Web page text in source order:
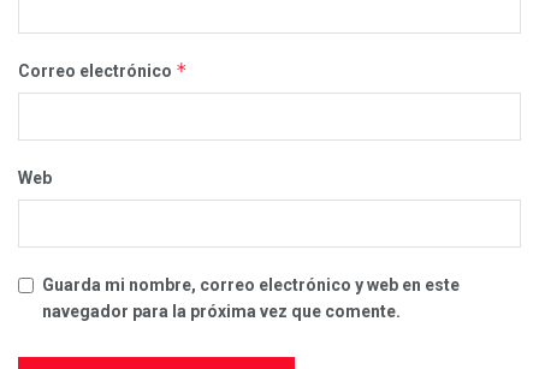
Correo electrónico *
Web
Guarda mi nombre, correo electrónico y web en este
navegador para la próxima vez que comente.